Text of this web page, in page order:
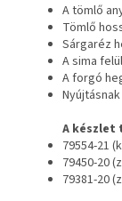
A tömlő
Tömlő
Sárgaréz
A sima
A forgó
A készlet
79554-21
79450-20
79381-20